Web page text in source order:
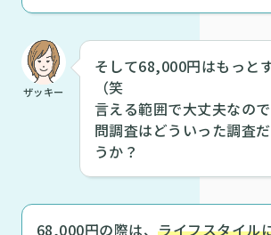
ザッキー
そして68,000円はもっと
（笑
言える範囲で大丈夫なの
問調査はどういった調査
うか？
68,000円の際は、ライフスタイル